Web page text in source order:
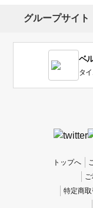
グループサイト
ベ
タ
トップへ
特定商